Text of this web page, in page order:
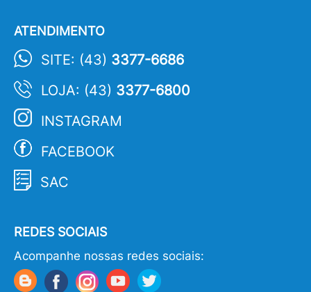
ATENDIMENTO
SITE: (43) 3377-6686
LOJA: (43) 3377-6800
INSTAGRAM
FACEBOOK
SAC
REDES SOCIAIS
Acompanhe nossas redes sociais: